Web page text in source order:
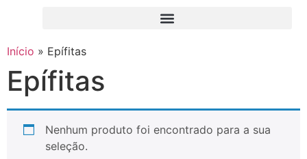
Início » Epífitas
Epífitas
Nenhum produto foi encontrado para a sua
seleção.